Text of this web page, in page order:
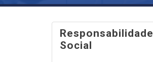
Responsabilidade
Social